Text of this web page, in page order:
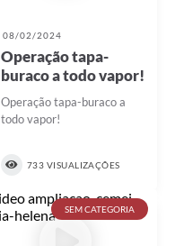
08/02/2024
Operação tapa-
buraco a todo vapor!
Operação tapa-buraco a
todo vapor!
733 VISUALIZAÇÕES
SEM CATEGORIA